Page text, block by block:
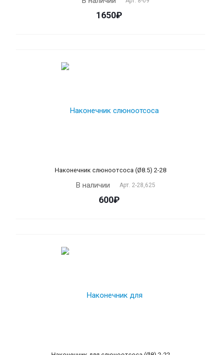
1650₽
Наконечник слюноотсоса (Ø8.5) 2-28
В наличии Арт. 2-28,625
600₽